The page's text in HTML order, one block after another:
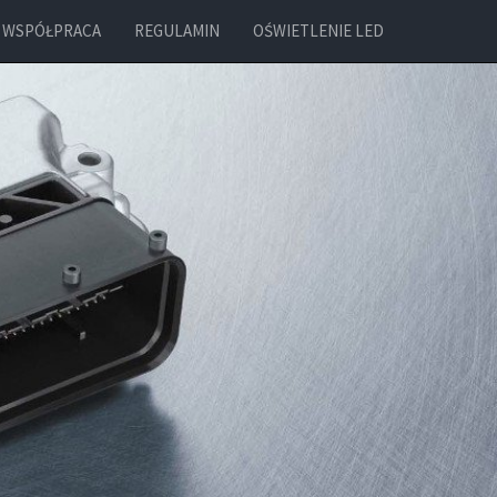
WSPÓŁPRACA REGULAMIN OŚWIETLENIE LED